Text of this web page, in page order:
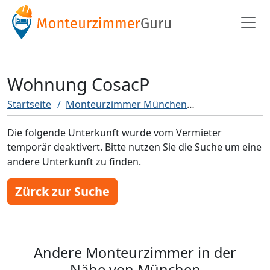
Wohnung CosacP
Startseite Monteurzimmer München
Die folgende Unterkunft wurde vom Vermieter
temporär deaktivert. Bitte nutzen Sie die Suche um eine
andere Unterkunft zu finden.
Zürck zur Suche
Andere Monteurzimmer in der